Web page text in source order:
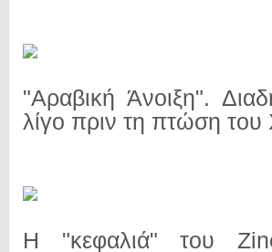
"Αραβική Άνοιξη".
λίγο πριν τη πτώση
Η "κεφαλιά" του